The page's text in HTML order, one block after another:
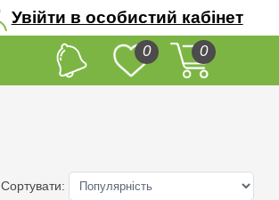
Увійти в особистий кабінет
0 0
Сортувати: